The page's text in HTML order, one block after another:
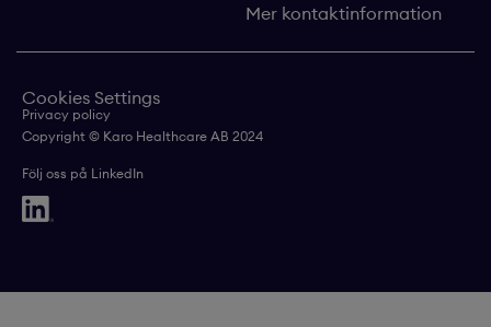
Mer kontaktinformation
Cookies Settings
Privacy policy
Copyright © Karo Healthcare AB 2024
Följ oss på LinkedIn